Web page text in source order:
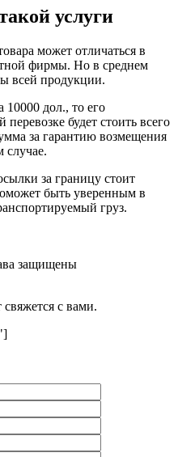
услуги
может отличаться в
фирмы. Но в среднем
всей продукции.
10000 дол., то его
будет стоить всего
за гарантию возмещения
случае.
за границу стоит
быть уверенным в
груз.
защищены
с вами.